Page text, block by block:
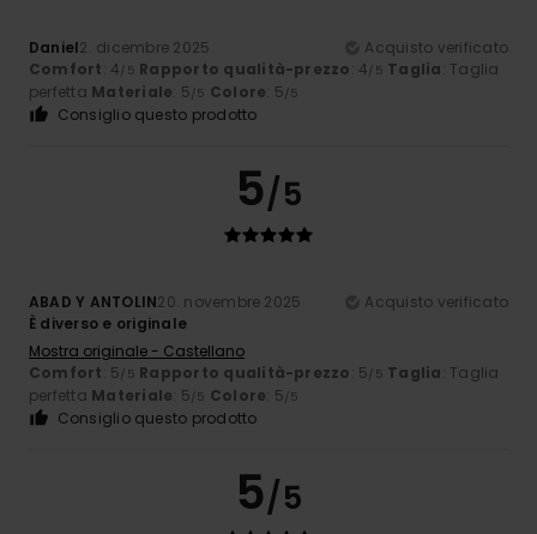
Daniel2. dicembre 2025
Acquisto verificato
Comfort: 4/5 Rapporto qualità-prezzo: 4/5 Taglia: Taglia
perfetta Materiale: 5/5 Colore: 5/5
Consiglio questo prodotto
5/5
ABAD Y ANTOLIN20. novembre 2025
Acquisto verificato
È diverso e originale
Mostra originale - Castellano
Comfort: 5/5 Rapporto qualità-prezzo: 5/5 Taglia: Taglia
perfetta Materiale: 5/5 Colore: 5/5
Consiglio questo prodotto
5/5